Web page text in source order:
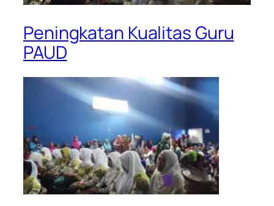
Peningkatan Kualitas Guru
PAUD